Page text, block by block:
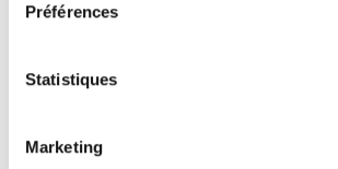
Préférences
Statistiques
Marketing
Points de vente
Contact
produits livrés ne correspondent pas
dans un délai de 10 jours dès
Gris de Toile adressera alors à
autorisation de retour. L’acheteur